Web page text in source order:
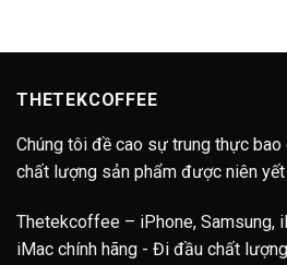
THETEKCOFFEE
Chúng tôi đề cao sự trung thực
chất lượng sản phẩm được niên
Thetekcoffee – iPhone, Samsung,
iMac chính hãng - Đi đầu chất